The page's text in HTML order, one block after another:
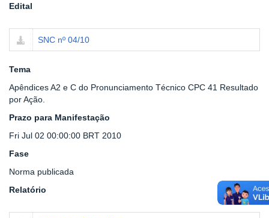
Edital
SNC nº 04/10
Tema
Apêndices A2 e C do Pronunciamento Técnico CPC 41 Resultado
por Ação.
Prazo para Manifestação
Fri Jul 02 00:00:00 BRT 2010
Fase
Norma publicada
Relatório